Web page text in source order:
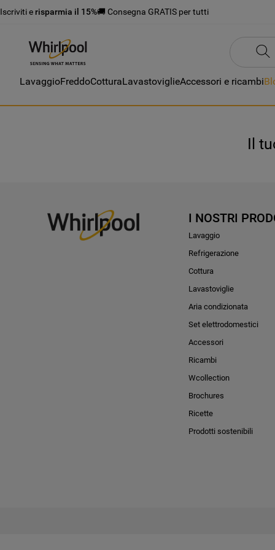
Iscriviti e risparmia il 15%🚚 Consegna GRATIS per tutti
LavaggioFreddoCotturaLavastoviglieAccessori e ricambi
Il
I NOSTRI
Lavaggio
Refrigerazione
Cottura
Lavastoviglie
Aria condizionata
Set elettrodomestici
Accessori
Ricambi
Wcollection
Brochures
Ricette
Prodotti sostenibili